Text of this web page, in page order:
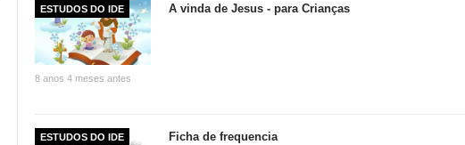
ESTUDOS DO IDE
8 anos 4 meses antes
A vinda de Jesus - para Crianças
ESTUDOS DO IDE Ficha de frequencia